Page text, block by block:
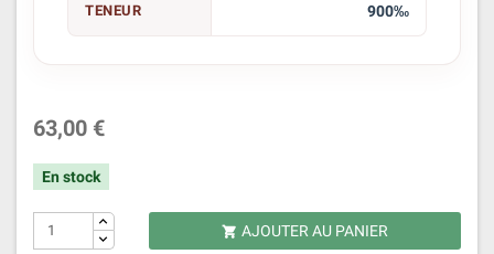
TENEUR 900‰
63,00 €
En stock
 AJOUTER AU PANIER